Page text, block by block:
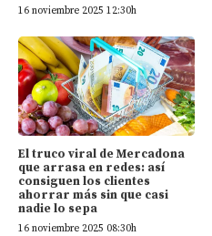
16 noviembre 2025 12:30h
El truco viral de Mercadona
que arrasa en redes: así
consiguen los clientes
ahorrar más sin que casi
nadie lo sepa
16 noviembre 2025 08:30h